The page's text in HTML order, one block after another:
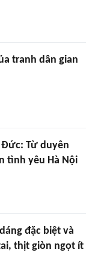
tranh dân gian
Đức: Từ duyên
tình yêu Hà Nội
đặc biệt và
thịt giòn ngọt ít